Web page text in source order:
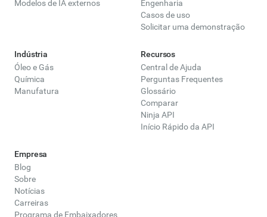
Modelos de IA externos
Engenharia
Casos de uso
Solicitar uma demonstração
Indústria
Óleo e Gás
Química
Manufatura
Recursos
Central de Ajuda
Perguntas Frequentes
Glossário
Comparar
Ninja API
Início Rápido da API
Empresa
Blog
Sobre
Notícias
Carreiras
Programa de Embaixadores